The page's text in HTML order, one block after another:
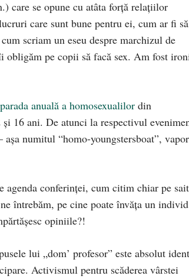
care se opune cu atâta forţă relaţiilor
care sunt bune pentru ei, cum ar fi să
scriam un eseu despre marchizul de
obligăm pe copii să facă sex. Am fost
anuală a homosexualilor din
16 ani. De atunci la respectivul
numitul “homo-youngstersboat”, vapor
agenda conferinţei, cum citim chiar pe
întrebăm, pe cine poate învăţa un
opiniile?!
lui „dom’ profesor” este absolut
Activismul pentru scăderea vârstei